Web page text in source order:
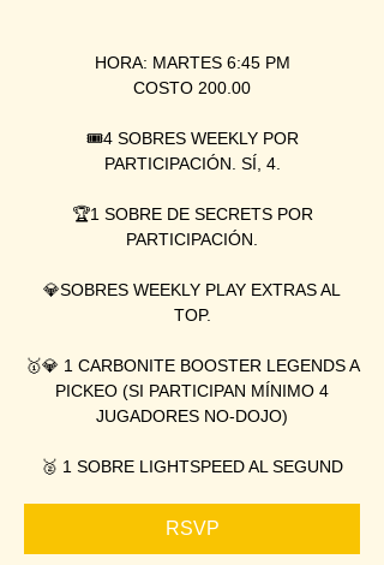
HORA: MARTES 6:45 PM
COSTO 200.00
🎟4 SOBRES WEEKLY POR
PARTICIPACIÓN. SÍ, 4.
🏆1 SOBRE DE SECRETS POR
PARTICIPACIÓN.
💎SOBRES WEEKLY PLAY EXTRAS AL
TOP.
🥇💎 1 CARBONITE BOOSTER LEGENDS A
PICKEO (SI PARTICIPAN MÍNIMO 4
JUGADORES NO-DOJO)
🥈 1 SOBRE LIGHTSPEED AL SEGUND
RSVP